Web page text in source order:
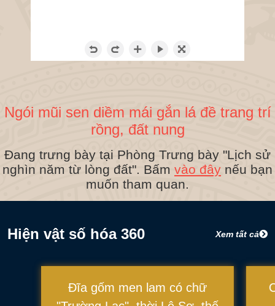
Ngói mũi sen diềm mái gắn lá đề trang trí
rồng, đất nung
Đang trưng bày tại Phòng Trưng bày "Lịch sử
nghìn năm từ lòng đất". Bấm vào đây nếu bạn
muốn tham quan.
Hiện vật số hóa 360 Xem tất cả
Đĩa gốm men lam có chữ